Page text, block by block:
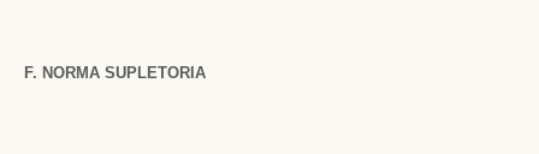
F. NORMA SUPLETORIA